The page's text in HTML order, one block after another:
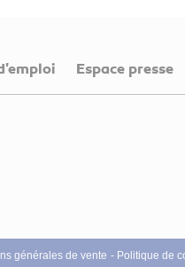
Espace presse
générales de vente Politique de